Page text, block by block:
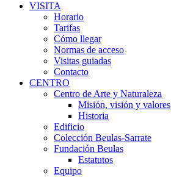
VISITA
Horario
Tarifas
Cómo llegar
Normas de acceso
Visitas guiadas
Contacto
CENTRO
Centro de Arte y Naturaleza
Misión, visión y valores
Historia
Edificio
Colección Beulas-Sarrate
Fundación Beulas
Estatutos
Equipo